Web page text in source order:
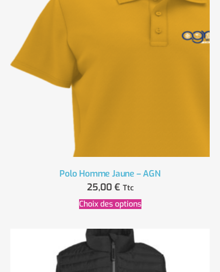
Polo Homme Jaune – AGN
25,00 € Ttc
Choix des options